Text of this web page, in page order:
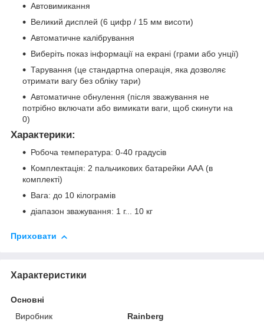
Автовимикання
Великий дисплей (6 цифр / 15 мм висоти)
Автоматичне калібрування
Виберіть показ інформації на екрані (грами або унції)
Тарування (це стандартна операція, яка дозволяє
отримати вагу без обліку тари)
Автоматичне обнулення (після зважування не
потрібно включати або вимикати ваги, щоб скинути на
0)
Характерики:
Робоча температура: 0-40 градусів
Комплектація: 2 пальчикових батарейки ААА (в
комплекті)
Вага: до 10 кілограмів
діапазон зважування: 1 г... 10 кг
Приховати
Характеристики
Основні
Виробник
Rainberg